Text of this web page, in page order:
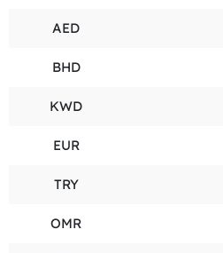
AED
BHD
KWD
EUR
TRY
OMR